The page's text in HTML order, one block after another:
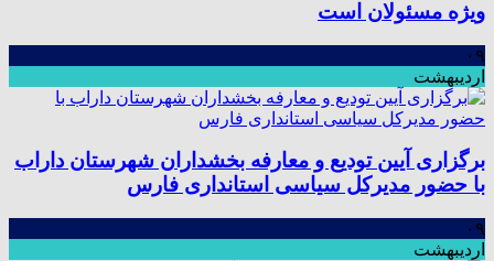
ویژه مسئولان است
۰۹
اردیبهشت
برگزاری آیین تودیع و معارفه بخشداران شهرستان داراب
با حضور مدیرکل سیاسی استانداری فارس
۰۹
اردیبهشت